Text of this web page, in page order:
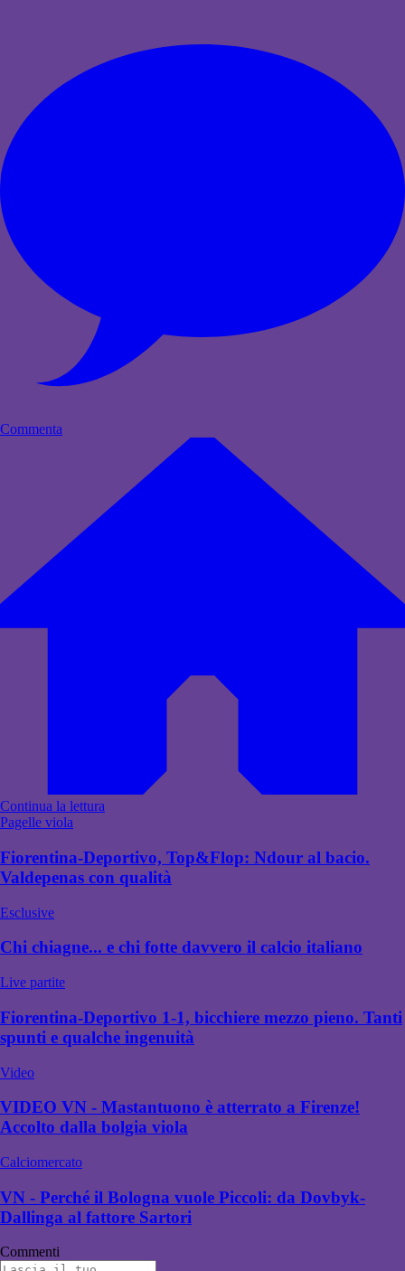
Commenta
Continua la lettura
Pagelle viola
Fiorentina-Deportivo, Top&Flop: Ndour al bacio.
Valdepenas con qualità
Esclusive
Chi chiagne... e chi fotte davvero il calcio italiano
Live partite
Fiorentina-Deportivo 1-1, bicchiere mezzo pieno. Tanti
spunti e qualche ingenuità
Video
VIDEO VN - Mastantuono è atterrato a Firenze!
Accolto dalla bolgia viola
Calciomercato
VN - Perché il Bologna vuole Piccoli: da Dovbyk-
Dallinga al fattore Sartori
Commenti